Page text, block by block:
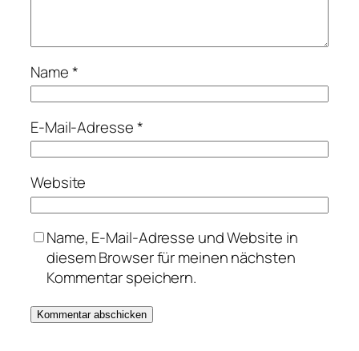
Name*
E-Mail-Adresse*
Website
Name, E-Mail-Adresse und Website in
diesem Browser für meinen nächsten
Kommentar speichern.